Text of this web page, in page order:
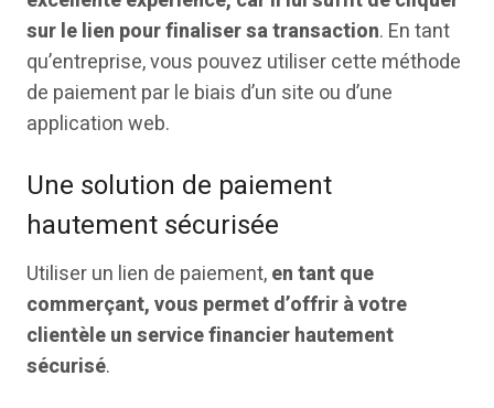
sur le lien pour finaliser sa transaction. En tant
qu’entreprise, vous pouvez utiliser cette méthode
de paiement par le biais d’un site ou d’une
application web.
Une solution de paiement
hautement sécurisée
Utiliser un lien de paiement,en tant que
commerçant, vous permet d’offrir à votre
clientèle un service financier hautement
sécurisé.